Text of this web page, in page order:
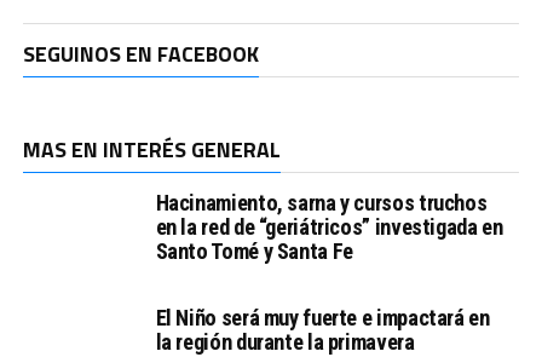
SEGUINOS EN FACEBOOK
MAS EN INTERÉS GENERAL
Hacinamiento, sarna y cursos truchos
en la red de “geriátricos” investigada en
Santo Tomé y Santa Fe
El Niño será muy fuerte e impactará en
la región durante la primavera